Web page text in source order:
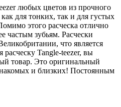
любых цветов из прочного
для тонких, так и для густых
этого расческа отлично
частым зубьям. Расчески
что является
расческу Tangle-teezer, вы
товар. Это оригинальный
и близких! Постоянным